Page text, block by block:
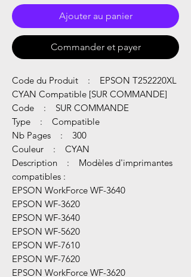
Ajouter au panier
Commander et payer
Code du Produit : EPSON T252220XL
CYAN Compatible [SUR COMMANDE]
Code : SUR COMMANDE
Type : Compatible
Nb Pages : 300
Couleur : CYAN
Description : Modèles d'imprimantes
compatibles :
EPSON WorkForce WF-3640
EPSON WF-3620
EPSON WF-3640
EPSON WF-5620
EPSON WF-7610
EPSON WF-7620
EPSON WorkForce WF-3620